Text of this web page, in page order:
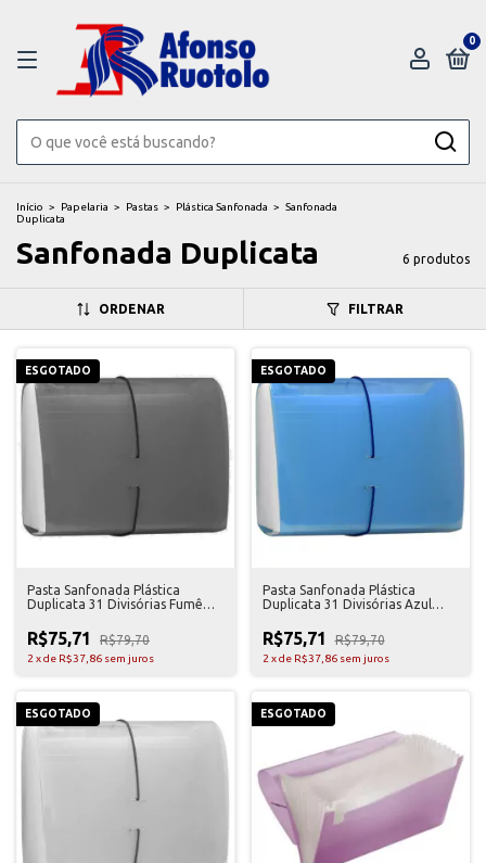
0
Início > Papelaria > Pastas > Plástica Sanfonada > Sanfonada
Duplicata
Sanfonada Duplicata 6 produtos
ORDENAR FILTRAR
ESGOTADO
Pasta Sanfonada Plástica
Duplicata 31 Divisórias Fumê
R$75,71 R$79,70
2 xde R$37,86 sem juros
ESGOTADO
Pasta Sanfonada Plástica
Duplicata 31 Divisórias Azul
R$75,71 R$79,70
2 xde R$37,86 sem juros
ESGOTADO ESGOTADO